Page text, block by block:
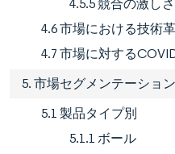
4.5.5 競合の激しさ
4.6 市場における技術
4.7 市場に対する
5. 市場セグメンテーション
5.1 製品タイプ別
5.1.1 ボール